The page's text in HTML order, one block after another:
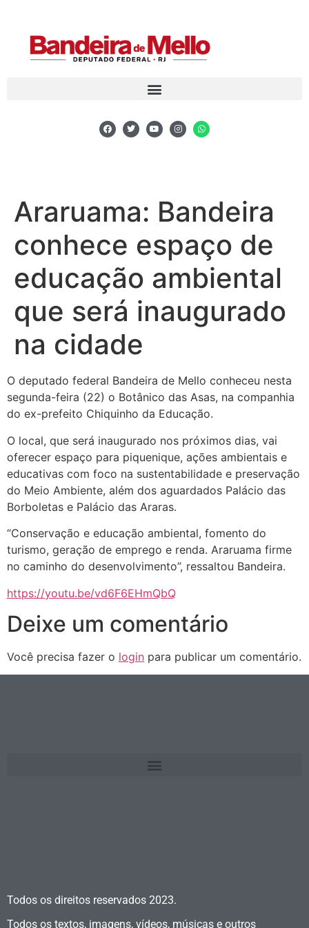
Araruama: Bandeira
conhece espaço de
educação ambiental
que será inaugurado
na cidade
O deputado federal Bandeira de Mello conheceu nesta
segunda-feira (22) o Botânico das Asas, na companhia
do ex-prefeito Chiquinho da Educação.
O local, que será inaugurado nos próximos dias, vai
oferecer espaço para piquenique, ações ambientais e
educativas com foco na sustentabilidade e preservação
do Meio Ambiente, além dos aguardados Palácio das
Borboletas e Palácio das Araras.
“Conservação e educação ambiental, fomento do
turismo, geração de emprego e renda. Araruama firme
no caminho do desenvolvimento”, ressaltou Bandeira.
https://youtu.be/vd6F6EHmQbQ
Deixe um comentário
Você precisa fazer o login para publicar um comentário.
Todos os direitos reservados 2023.
Todos os textos, imagens, vídeos, músicas e outros